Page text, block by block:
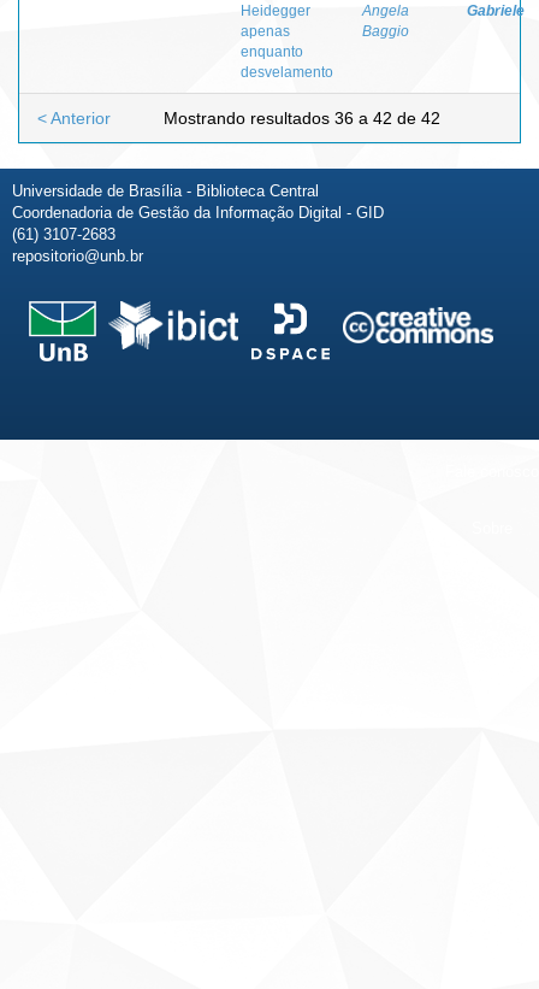
Heidegger
apenas
enquanto
desvelamento
Angela
Baggio
Gabriele
Mostrando resultados 36 a 42 de 42
< Anterior
Universidade de Brasília - Biblioteca Central
Coordenadoria de Gestão da Informação Digital - GID
(61) 3107-2683
repositorio@unb.br